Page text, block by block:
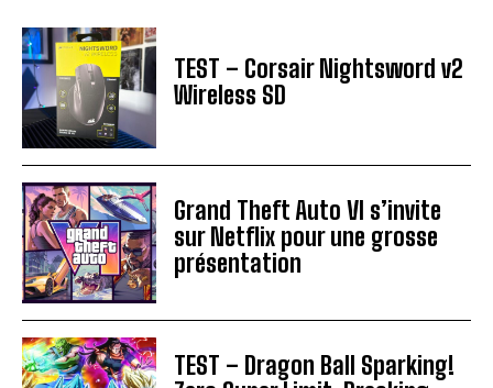
TEST – Corsair Nightsword v2
Wireless SD
Grand Theft Auto VI s’invite
sur Netflix pour une grosse
présentation
TEST – Dragon Ball Sparking!